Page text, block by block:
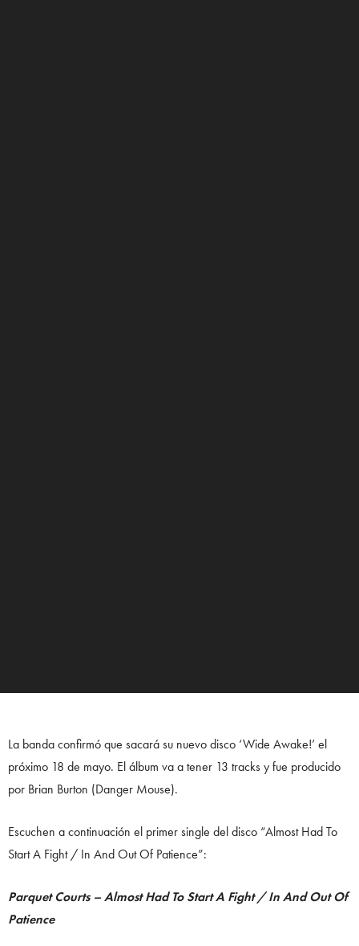
La banda confirmó que sacará su nuevo disco ‘Wide Awake!’ el
próximo 18 de mayo. El álbum va a tener 13 tracks y fue producido
por Brian Burton (Danger Mouse).
Escuchen a continuación el primer single del disco “Almost Had To
Start A Fight / In And Out Of Patience”:
Parquet Courts – Almost Had To Start A Fight / In And Out Of
Patience